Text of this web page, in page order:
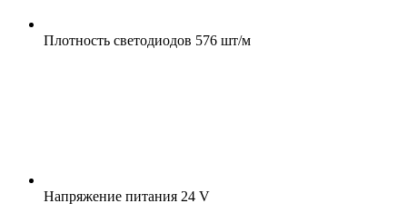
Плотность светодиодов 576 шт/м
Напряжение питания 24 V